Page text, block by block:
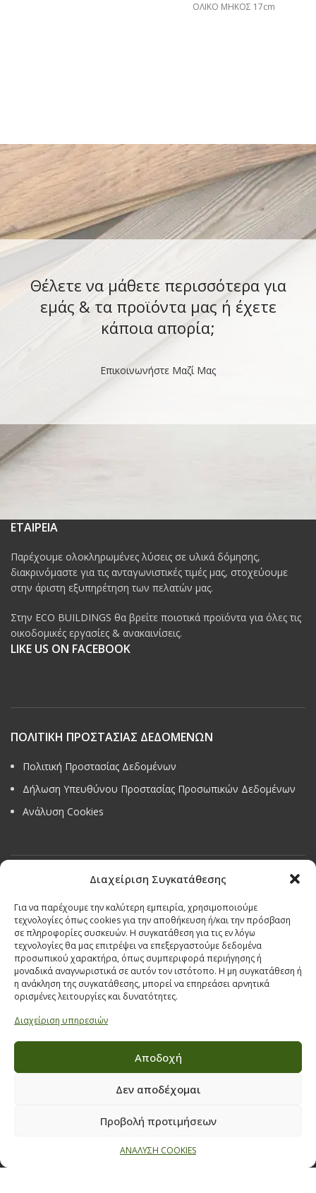
Διαχείριση Συγκατάθεσης
Για να παρέχουμε την καλύτερη εμπειρία, χρησιμοποιούμε
τεχνολογίες όπως cookies για την αποθήκευση ή/και την πρόσβαση
σε πληροφορίες συσκευών. Η συγκατάθεση για τις εν λόγω
τεχνολογίες θα μας επιτρέψει να επεξεργαστούμε δεδομένα
προσωπικού χαρακτήρα, όπως συμπεριφορά περιήγησης ή
μοναδικά αναγνωριστικά σε αυτόν τον ιστότοπο. Η μη συγκατάθεση ή
η ανάκληση της συγκατάθεσης, μπορεί να επηρεάσει αρνητικά
ορισμένες λειτουργίες και δυνατότητες.
Διαχείριση υπηρεσιών
Αποδοχή
Δεν αποδέχομαι
Προβολή προτιμήσεων
ΑΝΑΛΥΣΗ COOKIES
ΟΛΙΚΟ ΜΗΚΟΣ 17cm
Θέλετε να μάθετε περισσότερα για
εμάς & τα προϊόντα μας ή έχετε
κάποια απορία;
Επικοινωνήστε Μαζί Μας
ΕΤΑΙΡΕΙΑ
Παρέχουμε ολοκληρωμένες λύσεις σε υλικά δόμησης,
διακρινόμαστε για τις ανταγωνιστικές τιμές μας, στοχεύουμε
στην άριστη εξυπηρέτηση των πελατών μας.
Στην ECO BUILDINGS θα βρείτε ποιοτικά προϊόντα για όλες τις
οικοδομικές εργασίες & ανακαινίσεις.
LIKE US ON FACEBOOK
ΠΟΛΙΤΙΚΗ ΠΡΟΣΤΑΣΙΑΣ ΔΕΔΟΜΕΝΩΝ
Πολιτική Προστασίας Δεδομένων
Δήλωση Υπευθύνου Προστασίας Προσωπικών Δεδομένων
Ανάλυση Cookies
Όροι & προϋποθέσεις διαγωνισμού
ΣΤΟΙΧΕΙΑ ΕΠΙΚΟΙΝΩΝΙΑΣ
Παπαναστασίου 209,
Θεσσαλονίκη, ΤΚ 542 50
Τηλ:231 030 9709, 231 035 1630
Email:info@ecobuildings.gr
ΒΡΕΙΤΕ ΜΑΣ ΣΤΟ ΧΑΡΤΗ